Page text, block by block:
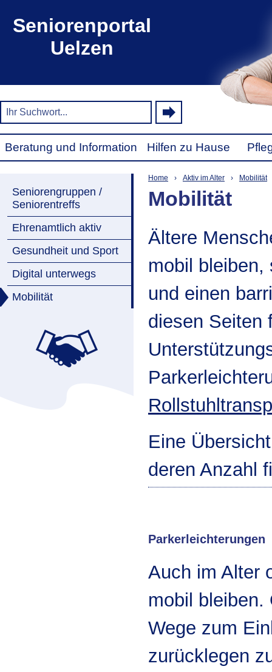
Seniorenportal
Uelzen
Beratung und Information Hilfen zu Hause
Seniorengruppen /
Seniorentreffs
Ehrenamtlich aktiv
Gesundheit und Sport
Digital unterwegs
Mobilität
Home › Aktiv im Alter › Mobilität
Mobilität
Ältere
mobil bleiben,
und einen
diesen Seiten
Eine
deren Anzahl
Parkerleichterungen
Auch im Alter
mobil bleiben.
Wege zum
zurücklegen